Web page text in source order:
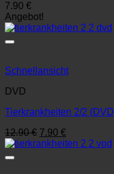
7.90 €
Angebot!
Schnellansicht
DVD
Tierkrankheiten 2/2
12.90€ Ursprünglicher
Preis
7.90 €
Preis